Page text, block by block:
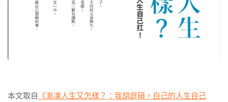
本文取自 《漸凍人生又怎樣？：我胡庭碩，自己的人生自己